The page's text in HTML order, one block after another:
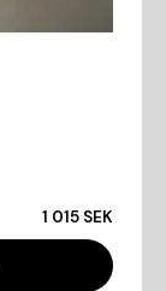
1 015 SEK